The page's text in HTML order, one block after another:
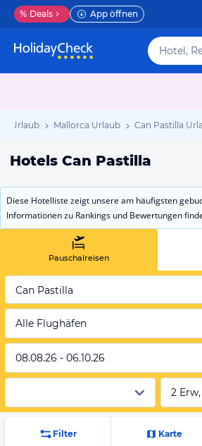
% Deals App öffnen
Urlaub Mallorca Urlaub Can Pastilla
Hotels Can Pastilla
Diese Hotelliste zeigt unsere am häufigsten
Informationen zu Rankings und Bewertungen
Pauschalreisen
Can Pastilla
Alle Flughäfen
08.08.26 - 06.10.26
2
Filter Karte